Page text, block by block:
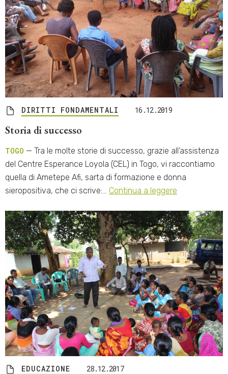
DIRITTI FONDAMENTALI 16.12.2019
Storia di successo
TOGO — Tra le molte storie di successo, grazie all’assistenza
del Centre Esperance Loyola (CEL) in Togo, vi raccontiamo
quella di Ametepe Afi, sarta di formazione e donna
sieropositiva, che ci scrive:… Continua a leggere
EDUCAZIONE 28.12.2017